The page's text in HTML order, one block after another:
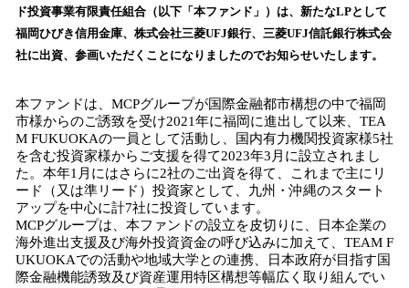
数
を
読
み
中
で
す
ド投資事業有限責任組合（以下「本ファンド」）は、新たなLPとして
福岡ひびき信用金庫、株式会社三菱UFJ銀行、三菱UFJ信託銀行株式会
社に出資、参画いただくことになりましたのでお知らせいたします。
本ファンドは、MCPグループが国際金融都市構想の中で福岡
市様からのご誘致を受け2021年に福岡に進出して以来、TEA
M FUKUOKAの一員として活動し、国内有力機関投資家様5社
を含む投資家様からご支援を得て2023年3月に設立されまし
た。本年1月にはさらに2社のご出資を得て、これまで主にリ
ード（又は準リード）投資家として、九州・沖縄のスタート
アップを中心に計7社に投資しています。
MCPグループは、本ファンドの設立を皮切りに、日本企業の
海外進出支援及び海外投資資金の呼び込みに加えて、TEAM F
UKUOKAでの活動や地域大学との連携、日本政府が目指す国
際金融機能誘致及び資産運用特区構想等幅広く取り組んでい